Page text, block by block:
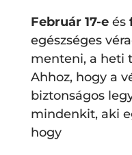
Február 17-eés
egészséges
menteni, a heti
Ahhoz, hogy a
biztonságos
mindenkit, aki
hogy